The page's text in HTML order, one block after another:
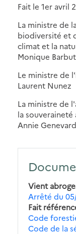
Fait le 1er avril
La ministre de
biodiversité et
climat et la
Monique Barbut
Le ministre de
Laurent Nunez
La ministre de
la
Annie Genevard
Vient
Arrêté du
Fait
Code
Code de la